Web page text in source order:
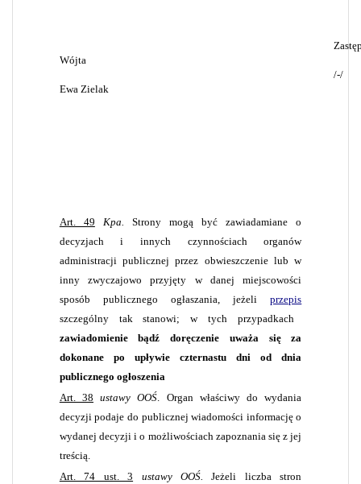
Wójta
/-/
Ewa Zielak
Art. 49 Kpa.Strony mogą być zawiadamiane o
decyzjach i innych czynnościach organów
administracji publicznej przez obwieszczenie lub w
inny zwyczajowo przyjęty w danej miejscowości
sposób publicznego ogłaszania, jeżeliprzepis
szczególny tak stanowi; w tych przypadkach
zawiadomienie bądź doręczenie uważa się za
dokonane po upływie czternastu dni od dnia
publicznego ogłoszenia
Art. 38
ustawy OOŚ . Organ właściwy do wydania
decyzji podaje do publicznej wiadomości informację o
wydanej decyzji i o możliwościach zapoznania się z jej
treścią.
Art. 74 ust. 3
ustawy OOŚ.
Jeżeli liczba stron